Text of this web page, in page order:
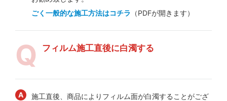
ごく一般的な施工方法はコチラ （PDFが開きます）
フィルム施工直後に白濁する
施工直後、商品によりフィルム面が白濁することがござ